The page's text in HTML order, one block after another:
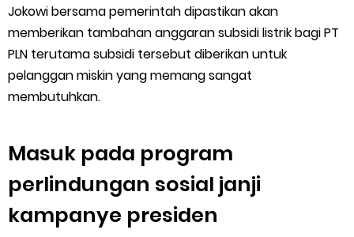
Jokowi bersama pemerintah dipastikan akan
memberikan tambahan anggaran subsidi listrik bagi PT
PLN terutama subsidi tersebut diberikan untuk
pelanggan miskin yang memang sangat
membutuhkan.
Masuk pada program
perlindungan sosial janji
kampanye presiden